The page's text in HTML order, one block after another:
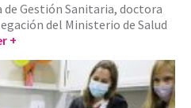
Gestión Sanitaria, doctora
del Ministerio de Salud
+